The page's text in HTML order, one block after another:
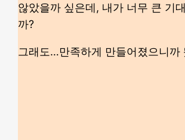
않았을까 싶은데, 내가 너무 큰 기
까?
그래도…만족하게 만들어졌으니까